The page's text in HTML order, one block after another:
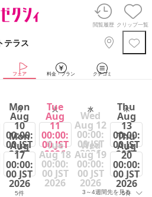
閲覧履歴 クリップ一覧
テラス
フェア 料金・プラン クチコミ
月 火 水 木
Mon
Aug
10
00:00:
00 JST
2026
5件
Tue
Aug
11
00:00:
00 JST
2026
6件
Wed
Aug 12
00:00:
00 JST
2026
Thu
Aug
13
00:00:
00 JST
2026
5件
Mon
Aug
17
00:00:
00 JST
2026
5件
Tue
Aug 18
00:00:
00 JST
2026
Wed
Aug 19
00:00:
00 JST
2026
Thu
Aug
20
00:00:
00 JST
2026
5件
3～4週間先を見る